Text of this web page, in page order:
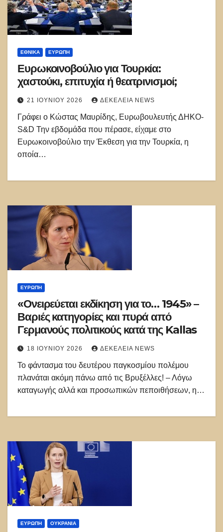
ΕΘΝΙΚΑ ΕΥΡΏΠΗ
Ευρωκοινοβούλιο για Τουρκία:
χαστούκι, επιτυχία ή θεατρινισμοί;
21 ΙΟΥΝΊΟΥ 2026 ΔΕΚΈΛΕΙΑ NEWS
Γράφει ο Κώστας Μαυρίδης, Ευρωβουλευτής ΔΗΚΟ-
S&D Την εβδομάδα που πέρασε, είχαμε στο
Ευρωκοινοβούλιο την Έκθεση για την Τουρκία, η
οποία…
ΕΥΡΏΠΗ
«Ονειρεύεται εκδίκηση για το… 1945» –
Βαριές κατηγορίες και πυρά από
Γερμανούς πολιτικούς κατά της Kallas
18 ΙΟΥΝΊΟΥ 2026 ΔΕΚΈΛΕΙΑ NEWS
Το φάντασμα του δευτέρου παγκοσμίου πολέμου
πλανάται ακόμη πάνω από τις Βρυξέλλες! – Λόγω
καταγωγής αλλά και προσωπικών πεποιθήσεων, η…
ΕΥΡΏΠΗ ΟΥΚΡΑΝΊΑ